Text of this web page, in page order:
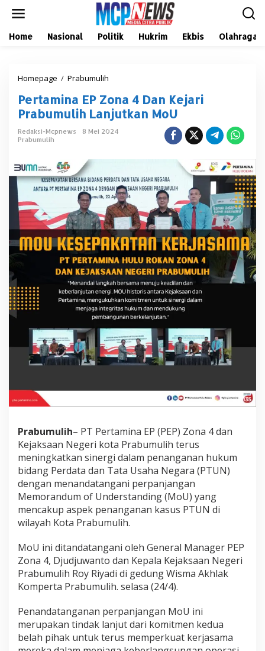
Home Nasional Politik Hukrim Ekbis Olahraga
Homepage / Prabumulih
r
t
a
m
P
Z
o
n
a
4
D
a
n
K
e
j
a
i
P
r
a
u
i
h
L
a
n
j
u
k
a
M
o
U
Pertamina EP Zona 4 Dan Kejari
Prabumulih Lanjutkan MoU
Redaksi-Mcpnews
8 Mei 2024
Prabumulih
Prabumulih– PT Pertamina EP (PEP) Zona 4 dan
Kejaksaan Negeri kota Prabumulih terus
meningkatkan sinergi dalam penanganan hukum
bidang Perdata dan Tata Usaha Negara (PTUN)
dengan menandatangani perpanjangan
Memorandum of Understanding (MoU) yang
mencakup aspek penanganan kasus PTUN di
wilayah Kota Prabumulih.
MoU ini ditandatangani oleh General Manager PEP
Zona 4, Djudjuwanto dan Kepala Kejaksaan Negeri
Prabumulih Roy Riyadi di gedung Wisma Akhlak
Komperta Prabumulih. selasa (24/4).
Penandatanganan perpanjangan MoU ini
merupakan tindak lanjut dari komitmen kedua
belah pihak untuk terus memperkuat kerjasama